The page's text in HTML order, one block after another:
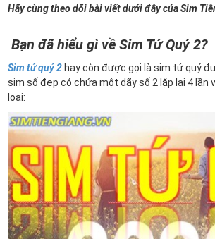
Hãy cùng theo dõi bài viết dưới đây của Sim
Bạn đã hiểu gì về Sim Tứ Quý 2?
Sim tứ quý 2 hay còn được gọi là sim tứ quý
sim số đẹp có chứa một dãy số 2 lặp lại 4 lần
loại: